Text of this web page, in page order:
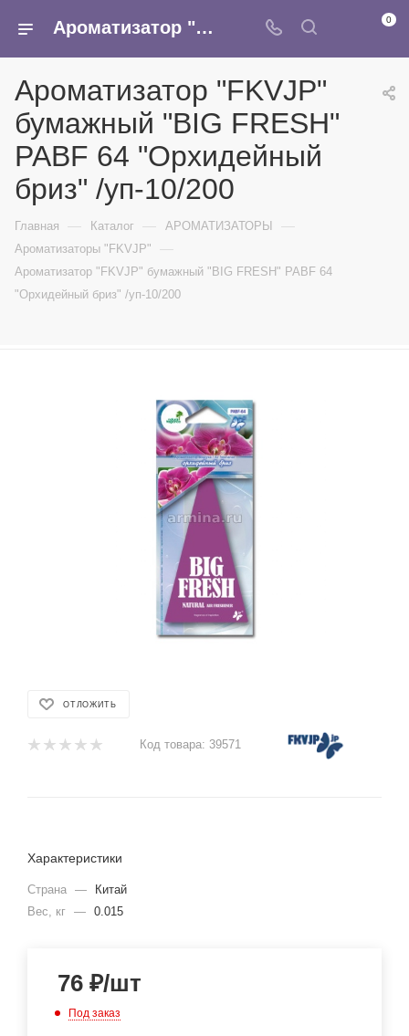
Ароматизатор "FKVJP" бумажный "BIG FRESH" PABF 64 "Орхидейный бриз" /уп-10/200 - купить в интернет-магазине Армина 0
Ароматизатор "FKVJP"
бумажный "BIG FRESH"
PABF 64 "Орхидейный
бриз" /уп-10/200
Главная — Каталог — АРОМАТИЗАТОРЫ —
Ароматизаторы "FKVJP" —
Ароматизатор "FKVJP" бумажный "BIG FRESH" PABF 64
"Орхидейный бриз" /уп-10/200
ОТЛОЖИТЬ
Код товара: 39571
Характеристики
Страна —
Китай
Вес, кг — 0.015
76 ₽/шт
Под заказ